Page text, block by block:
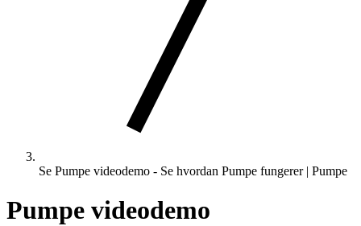
Se Pumpe videodemo - Se hvordan Pumpe fungerer | Pumpe
Pumpe videodemo